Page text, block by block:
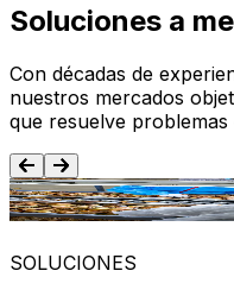
Soluciones a
Con décadas de
nuestros mercados
que resuelve
Alimentación y Bebida
SOLUCIONES